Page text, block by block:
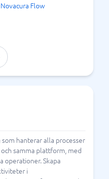
Flow
hanterar alla processer
samma plattform, med
operationer. Skapa
i